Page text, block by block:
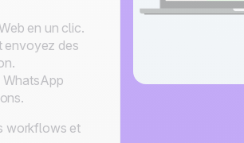
en un clic.
envoyez des
WhatsApp
workflows et